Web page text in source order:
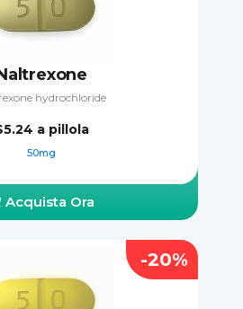
hydrochloride
a pillola
50mg
Acquista Ora
-20%